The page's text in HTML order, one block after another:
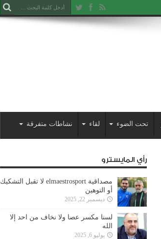
تحت الضوء لقاء نشاطات متفرقة
رأي المايسترو
مصداقية elmaestrosport لا تقبل التشكيك
أو التوهين
ديسمبر 22, 2025
لسنا مكسر عصا ولا نخاف من احد إلا
الله
يوليو 6, 2025